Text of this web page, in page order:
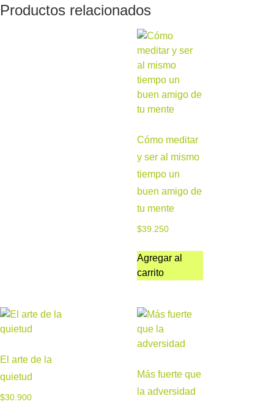
Productos relacionados
Cómo meditar
y ser al mismo
tiempo un
buen amigo de
tu mente
$39.250
Agregar al
carrito
El arte de la
quietud
$30.900
Más fuerte que
la adversidad